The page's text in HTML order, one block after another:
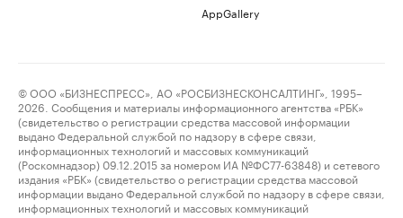
AppGallery
© ООО «БИЗНЕСПРЕСС», АО «РОСБИЗНЕСКОНСАЛТИНГ», 1995–
2026. Сообщения и материалы информационного агентства «РБК»
(свидетельство о регистрации средства массовой информации
выдано Федеральной службой по надзору в сфере связи,
информационных технологий и массовых коммуникаций
(Роскомнадзор) 09.12.2015 за номером ИА №ФС77-63848) и сетевого
издания «РБК» (свидетельство о регистрации средства массовой
информации выдано Федеральной службой по надзору в сфере связи,
информационных технологий и массовых коммуникаций